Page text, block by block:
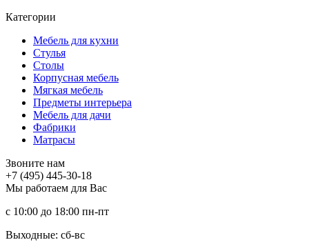
Категории
Мебель для кухни
Стулья
Столы
Корпусная мебель
Мягкая мебель
Предметы интерьера
Мебель для дачи
Фабрики
Матраcы
Звоните нам
+7 (495) 445-30-18
Мы работаем для Вас
с 10:00 до 18:00 пн-пт
Выходные: сб-вc